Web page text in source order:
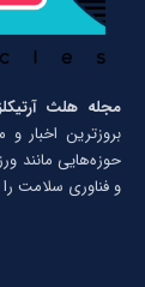
مجله هلث
بروزترین اخبار
حوزه‌هایی مانند
و فناوری سلامت